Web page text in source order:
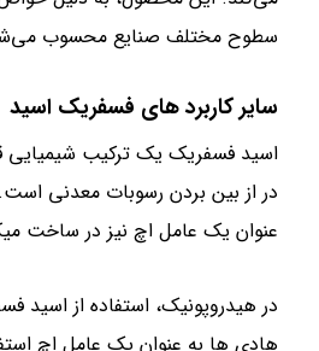
سطوح مختلف صنایع محسوب
سایر کاربرد های فسفریک اسید
اسید فسفریک یک ترکیب شیمیایی
در از بین بردن رسوبات معدنی
عنوان یک عامل اچ نیز در ساخت
هادی ها به عنوان یک عامل اچ